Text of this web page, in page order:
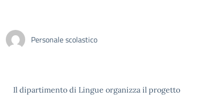
Personale scolastico
Il dipartimento di Lingue organizza il progetto